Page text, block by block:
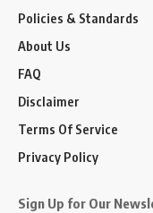
Policies & Standards
About Us
FAQ
Disclaimer
Terms Of Service
Privacy Policy
Sign Up for Our